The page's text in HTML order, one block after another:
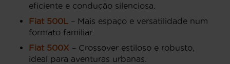
eficiente e condução silenciosa.
Fiat 500L
– Mais espaço e versatilidade num
formato familiar.
Fiat 500X – Crossover estiloso e robusto,
ideal para aventuras urbanas.